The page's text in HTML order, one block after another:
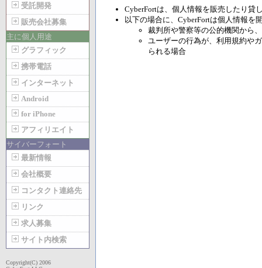
受託開発
販売会社募集
主に個人用途
グラフィック
携帯電話
インターネット
Android
for iPhone
アフィリエイト
サイバーフォート
最新情報
会社概要
コンタクト連絡先
リンク
求人募集
サイト内検索
Copyright(C) 2006
CyberFortは、個人情報を販売したり貸
以下の場合に、CyberFortは個人情報を
裁判所や警察等の公的機関から
ユーザーの行為が、利用規約や
られる場合